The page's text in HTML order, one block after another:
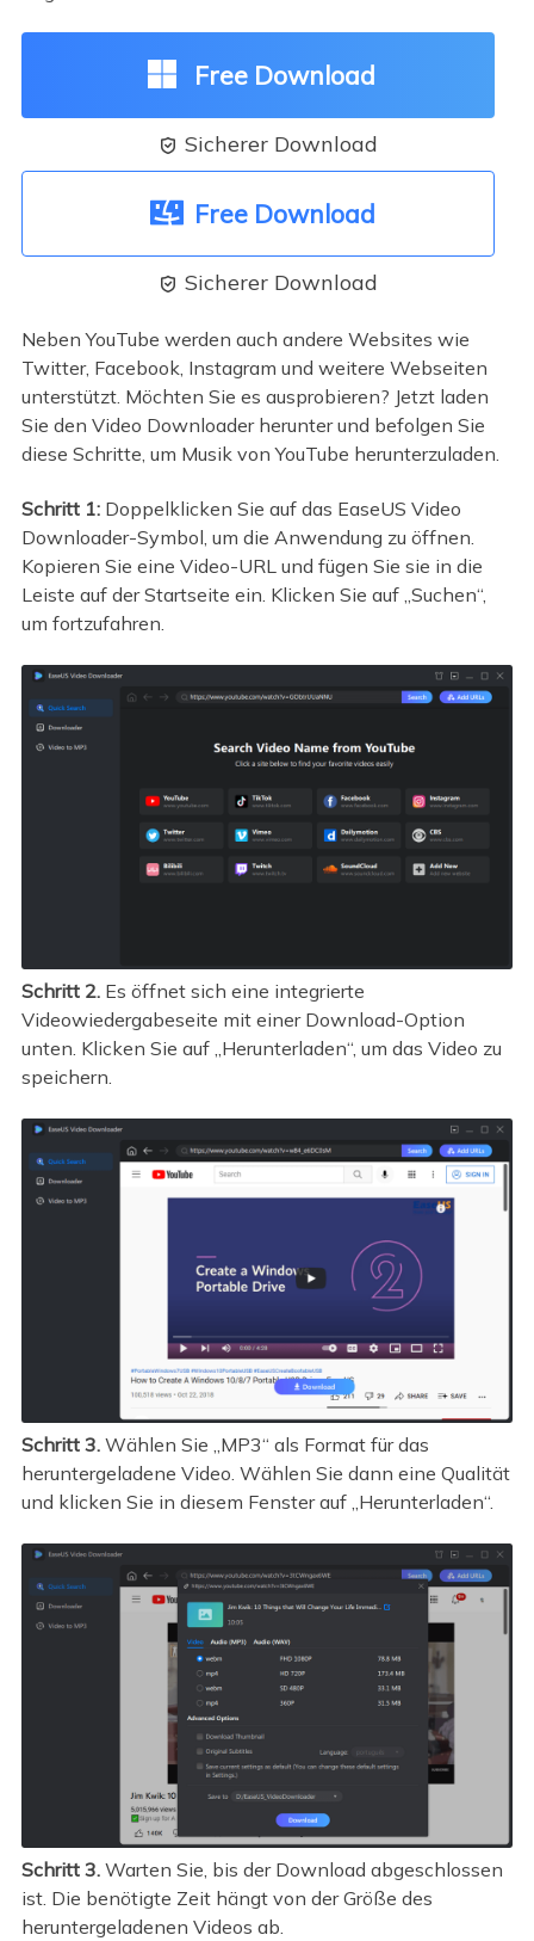
Free Download
 Sicherer Download
Free Download
 Sicherer Download
Neben YouTube werden auch andere Websites wie
Twitter, Facebook, Instagram und weitere Webseiten
unterstützt. Möchten Sie es ausprobieren? Jetzt laden
Sie den Video Downloader herunter und befolgen Sie
diese Schritte, um Musik von YouTube herunterzuladen.
Schritt 1:Doppelklicken Sie auf das EaseUS Video
Downloader-Symbol, um die Anwendung zu öffnen.
Kopieren Sie eine Video-URL und fügen Sie sie in die
Leiste auf der Startseite ein. Klicken Sie auf „Suchen“,
um fortzufahren.
Schritt 2.Es öffnet sich eine integrierte
Videowiedergabeseite mit einer Download-Option
unten. Klicken Sie auf „Herunterladen“, um das Video zu
speichern.
Schritt 3.Wählen Sie „MP3“ als Format für das
heruntergeladene Video. Wählen Sie dann eine Qualität
und klicken Sie in diesem Fenster auf „Herunterladen“.
Schritt 3.Warten Sie, bis der Download abgeschlossen
ist. Die benötigte Zeit hängt von der Größe des
heruntergeladenen Videos ab.